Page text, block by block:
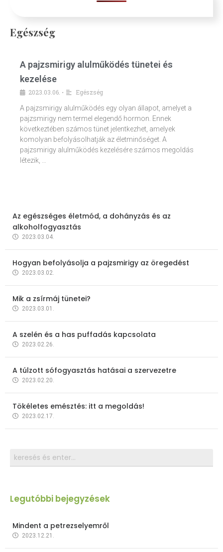
Egészség
A pajzsmirigy alulműködés tünetei és
kezelése
2023.03.06. •
Egészség
A pajzsmirigy alulműködés egy olyan állapot, amelyet a
pajzsmirigy nem termel elegendő hormon. Ennek
következtében számos tünet jelentkezhet, amelyek
komolyan befolyásolhatják az életminőséget. A
pajzsmirigy alulműködés kezelésére számos megoldás
létezik, …
Az egészséges életmód, a dohányzás és az
alkoholfogyasztás
2023.03.04.
Hogyan befolyásolja a pajzsmirigy az öregedést
2023.03.02.
Mik a zsírmáj tünetei?
2023.03.01.
A szelén és a has puffadás kapcsolata
2023.02.26.
A túlzott sófogyasztás hatásai a szervezetre
2023.02.20.
Tökéletes emésztés: itt a megoldás!
2023.02.17.
Legutóbbi bejegyzések
Mindent a petrezselyemről
2023.12.21.